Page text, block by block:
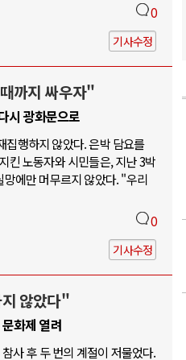
0
기사수정
까지 싸우자"
시 광화문으로
집행하지 않았다. 은박 담요를
킨 노동자와 시민들은, 지난 3박
에만 머무르지 않았다. "우리
0
기사수정
않았다"
화제 열려
사 후 두 번의 계절이 저물었다.
치권 이양으로 휴전 의지..